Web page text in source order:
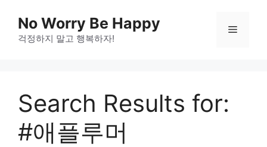
content
No Worry Be Happy
걱정하지 말고 행복하자!
Menu
Search Results for:
#애플루머